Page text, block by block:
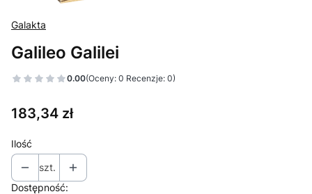
Galakta
Galileo Galilei
0.00(Oceny: 0 Recenzje: 0)
Cena
183,34 zł
Ilość
szt.
Dostępność: